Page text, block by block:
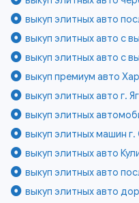
выкуп элитных авто
выкуп элитных авто с
выкуп элитных авто с
выкуп премиум авто
выкуп элитных авто г.
выкуп элитных
выкуп элитных машин г.
выкуп элитных авто
выкуп элитных авто
выкуп элитных авто